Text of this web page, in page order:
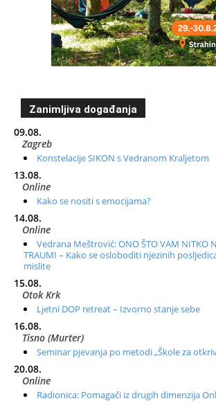
Zanimljiva događanja
09.08.
Zagreb
Konstelacije SIKON s Vedranom Kraljetom
13.08.
Online
Kako se nositi s emocijama?
14.08.
Online
Vedrana Meštrović: ONO ŠTO VAM NITKO
TRAUMI – Kako se osloboditi njezinih
mislite
15.08.
Otok Krk
Ljetni DOP retreat – Izvorno stanje sebe
16.08.
Tisno (Murter)
Seminar pjevanja po metodi „Škole za
20.08.
Online
Radionica: Pomagači iz drugih dimenzija